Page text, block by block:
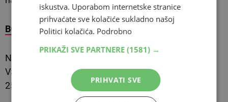
BONUS 10%
Na šest odigranih parova BONUS iznosi 10%. Ako će
Vaš listić imati više parova, bonus će biti veći, sve do
25%.
iskustva. Uporabom internetske stranice
prihvaćate sve kolačiće sukladno našoj
Politici kolačića. Podrobno
PRIKAŽI SVE PARTNERE (1581) →
PRIHVATI SVE